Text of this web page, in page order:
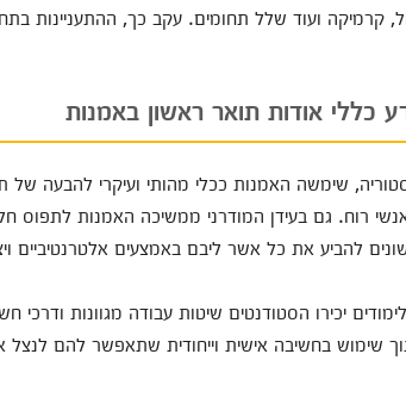
קרמיקה ועוד שלל תחומים. עקב כך, ההתעניינות
כללי אודות תואר ראשון באמנות
שימשה האמנות ככלי מהותי ועיקרי להבעה
רוח. גם בעידן המודרני ממשיכה האמנות לתפוס
להביע את כל אשר ליבם באמצעים אלטרנטיביים
יכירו הסטודנטים שיטות עבודה מגוונות ודרכי
תוך שימוש בחשיבה אישית וייחודית שתאפשר להם